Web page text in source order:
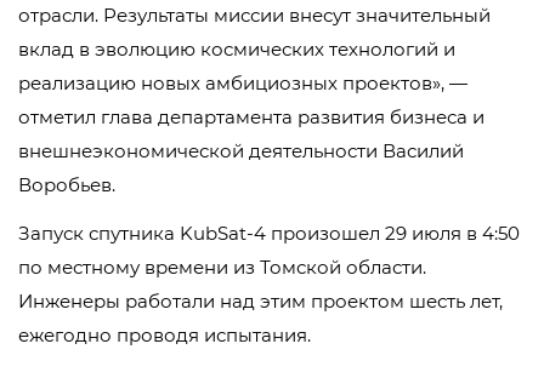
отрасли. Результаты миссии внесут значительный
вклад в эволюцию космических технологий и
реализацию новых амбициозных проектов», —
отметил глава департамента развития бизнеса и
внешнеэкономической деятельности Василий
Воробьев.
Запуск спутника KubSat-4 произошел 29 июля в 4:50
по местному времени из Томской области.
Инженеры работали над этим проектом шесть лет,
ежегодно проводя испытания.